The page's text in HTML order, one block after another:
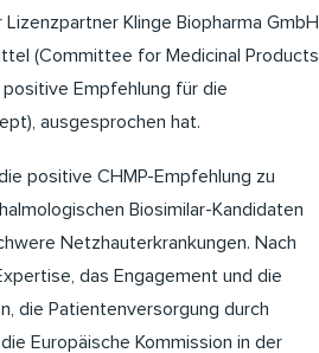
Lizenzpartner Klinge Biopharma GmbH
(Committee for Medicinal Products
positive Empfehlung für die
ausgesprochen hat.
positive CHMP-Empfehlung zu
Biosimilar-Kandidaten
Netzhauterkrankungen. Nach
das Engagement und die
die Patientenversorgung durch
Europäische Kommission in der